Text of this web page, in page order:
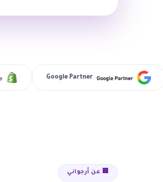
Google Partner
🏢 عن أرجواني